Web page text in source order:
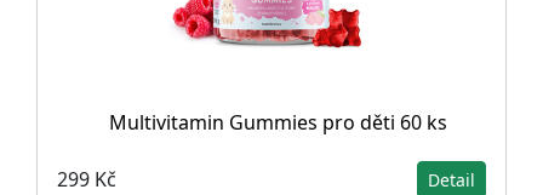
Multivitamin Gummies pro děti 60 ks
299 Kč Detail